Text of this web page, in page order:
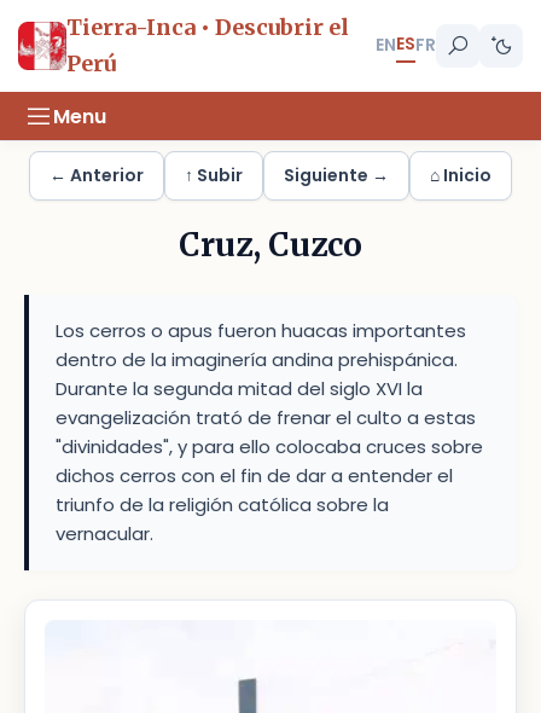
Tierra-Inca • Descubrir el
Perú
ENESFR
Menu
← Anterior ↑ Subir Siguiente → ⌂ Inicio
Cruz, Cuzco
Los cerros o apus fueron huacas importantes
dentro de la imaginería andina prehispánica.
Durante la segunda mitad del siglo XVI la
evangelización trató de frenar el culto a estas
"divinidades", y para ello colocaba cruces sobre
dichos cerros con el fin de dar a entender el
triunfo de la religión católica sobre la
vernacular.